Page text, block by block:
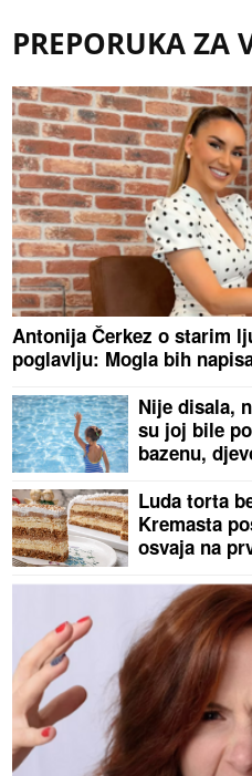
PREPORUKA ZA
Antonija Čerkez o starim
poglavlju: Mogla bih
Nije disala,
su joj bile
bazenu,
Luda torta
Kremasta
osvaja na